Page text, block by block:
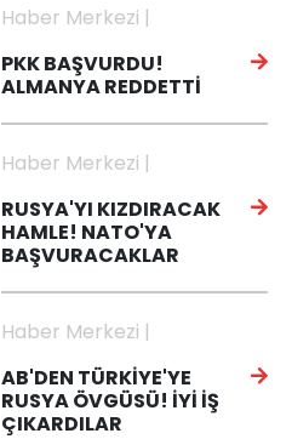
Haber Merkezi |
PKK BAŞVURDU!
ALMANYA REDDETTİ
Haber Merkezi |
RUSYA'YI KIZDIRACAK
HAMLE! NATO'YA
BAŞVURACAKLAR
Haber Merkezi |
AB'DEN TÜRKİYE'YE
RUSYA ÖVGÜSÜ! İYİ İŞ
ÇIKARDILAR